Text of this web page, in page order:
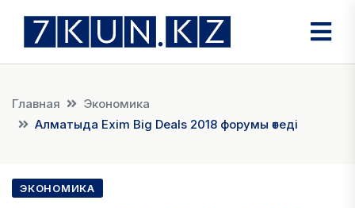
Главная
Экономика
Алматыда Exim Big Deals 2018 форумы өтеді
ЭКОНОМИКА